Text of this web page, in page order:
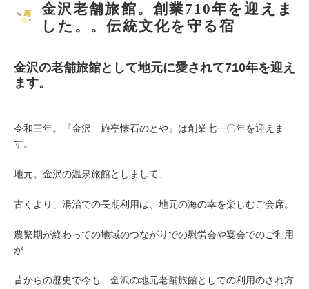
金沢老舗旅館。創業710年を迎えま
した。。伝統文化を守る宿
金沢の老舗旅館として地元に愛されて710年を迎え
ます。
令和三年。『金沢 旅亭懐石のとや』は創業七一〇年を迎えま
す。
地元。金沢の温泉旅館としまして、
古くより、湯治での長期利用は、地元の海の幸を楽しむご会席。
農繁期が終わっての地域のつながりでの慰労会や宴会でのご利用
が
昔からの歴史で今も、金沢の地元老舗旅館としての利用のされ方